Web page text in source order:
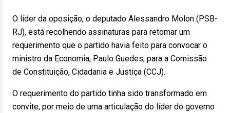
O líder da oposição, o deputado Alessandro Molon (PSB-
RJ), está recolhendo assinaturas para retomar um
requerimento que o partido havia feito para convocar o
ministro da Economia, Paulo Guedes, para a Comissão
de Constituição, Cidadania e Justiça (CCJ).
O requerimento do partido tinha sido transformado em
convite, por meio de uma articulação do líder do governo